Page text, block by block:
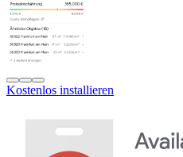
Kostenlos installieren